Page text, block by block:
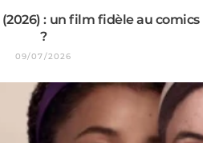
: un film fidèle au comics
?
09/07/2026